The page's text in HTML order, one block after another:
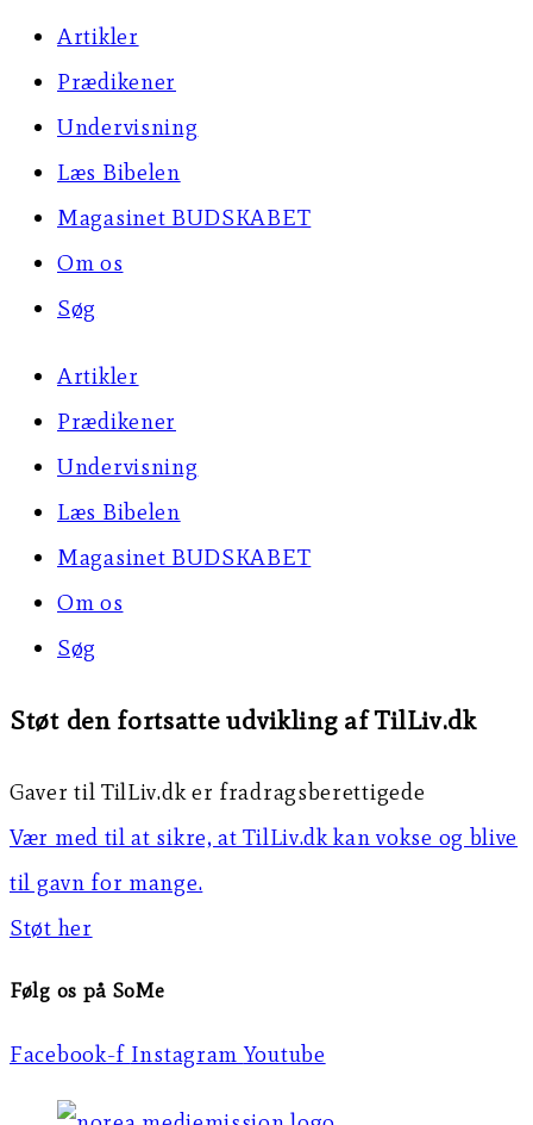
Artikler
Prædikener
Undervisning
Læs Bibelen
Magasinet BUDSKABET
Om os
Søg
Artikler
Prædikener
Undervisning
Læs Bibelen
Magasinet BUDSKABET
Om os
Søg
Støt den fortsatte udvikling af TilLiv.dk
Gaver til TilLiv.dk er fradragsberettigede
Vær med til at sikre, at TilLiv.dk kan vokse og blive
til gavn for mange.
Støt her
Følg os på SoMe
Facebook-f Instagram Youtube